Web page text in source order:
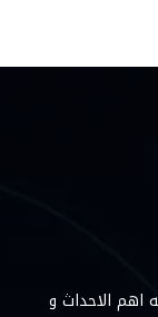
اهم الاحداث و